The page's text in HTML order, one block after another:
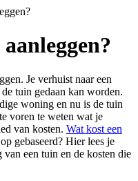
Je verhuist naar een
tuin gedaan kan worden.
woning en nu is de tuin
voren te weten wat je
van kosten. Wat kost een
gebaseerd? Hier lees je
een tuin en de kosten die